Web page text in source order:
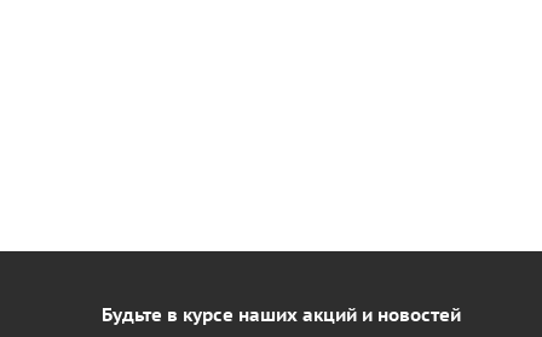
Будьте в курсе наших акций и новостей